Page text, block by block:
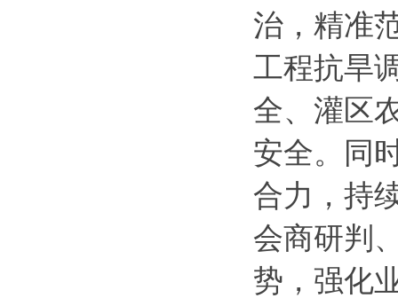
治，精准
工程抗旱
全、灌区
安全。同
合力，持
会商研判
势，强化